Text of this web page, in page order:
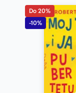
Do 20%
-10%